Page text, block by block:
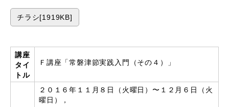
チラシ[1919KB]
講座
タイ
トル
Ｆ講座「常磐津節実践入門（その４）」
２０１６年１１月８日（火曜日）〜１２月６日（火
曜日），